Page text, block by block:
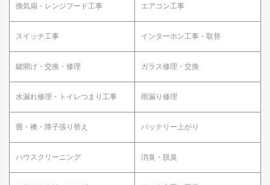
換気扇・レンジフード工事 エアコン工事
スイッチ工事 インターホン工事・取替
鍵開け・交換・修理 ガラス修理・交換
水漏れ修理・トイレつまり工事 雨漏り修理
畳・襖・障子張り替え バッテリー上がり
ハウスクリーニング 消臭・脱臭